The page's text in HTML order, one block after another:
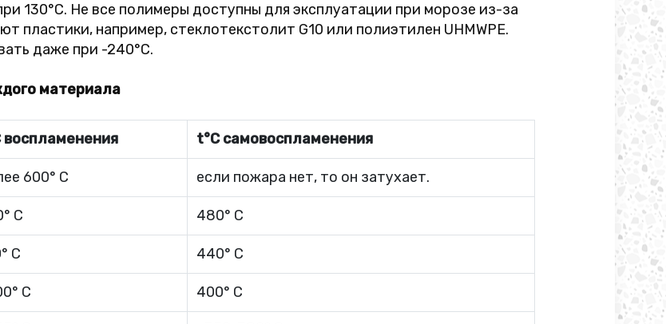
130°C. Не все полимеры доступны для эксплуатации при морозе из-за
пластики, например, стеклотекстолит G10 или полиэтилен UHMWPE.
даже при -240°C.
материала
воспламенения t°C самовоспламенения
600° C если пожара нет, то он затухает.
C 480° C
C 440° C
C 400° C